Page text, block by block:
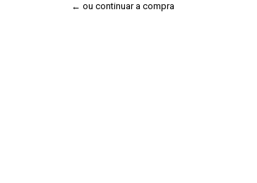
← ou continuar a compra